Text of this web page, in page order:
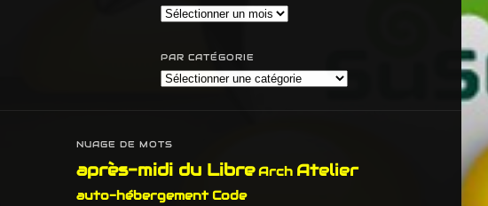
Archives
PAR CATÉGORIE
Par
NUAGE DE MOTS
après-midi du Libre Arch Atelier
auto-hébergement Code